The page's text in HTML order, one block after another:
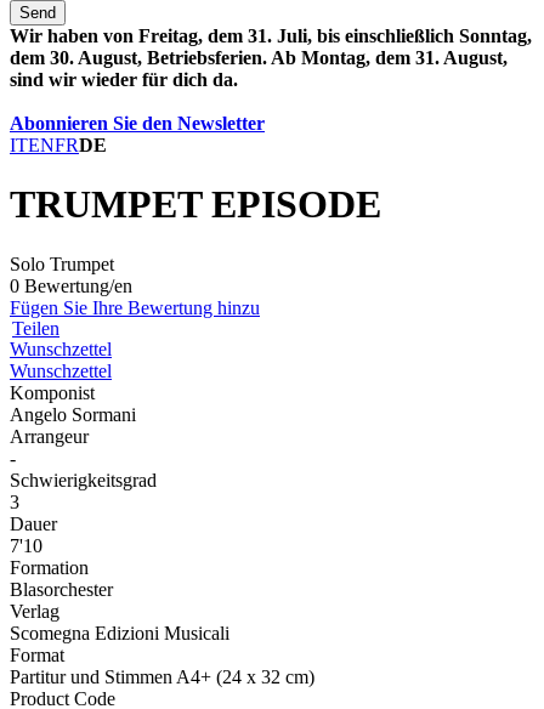
Send
Wir haben von Freitag, dem 31. Juli, bis einschließlich Sonntag,
dem 30. August, Betriebsferien. Ab Montag, dem 31. August,
sind wir wieder für dich da.
Abonnieren Sie den Newsletter
ITENFRDE
TRUMPET EPISODE
Solo Trumpet
0 Bewertung/en
Fügen Sie Ihre Bewertung hinzu
Teilen
Wunschzettel
Wunschzettel
Komponist
Angelo Sormani
Arrangeur
-
Schwierigkeitsgrad
3
Dauer
7'10
Formation
Blasorchester
Verlag
Scomegna Edizioni Musicali
Format
Partitur und Stimmen A4+ (24 x 32 cm)
Product Code